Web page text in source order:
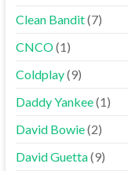
Clean Bandit(7)
CNCO(1)
Coldplay(9)
Daddy Yankee(1)
David Bowie(2)
David Guetta(9)